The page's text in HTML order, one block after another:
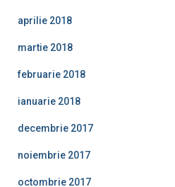
aprilie 2018
martie 2018
februarie 2018
ianuarie 2018
decembrie 2017
noiembrie 2017
octombrie 2017